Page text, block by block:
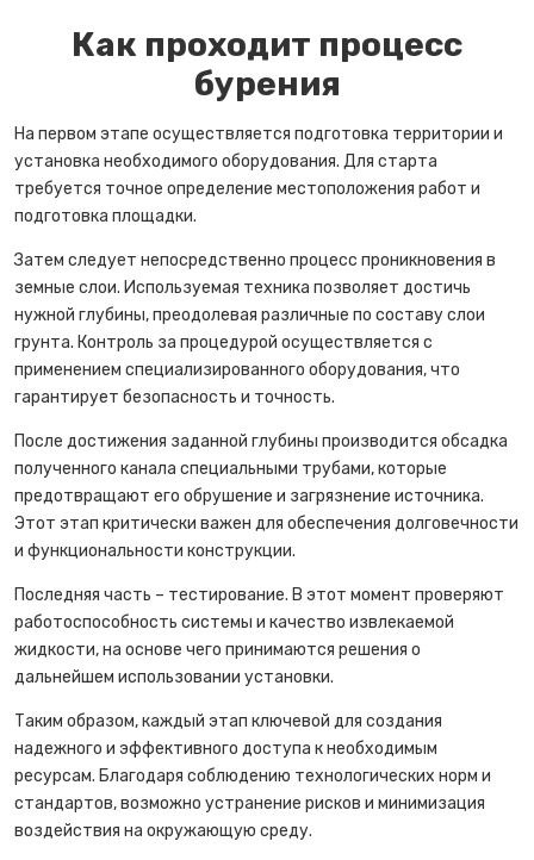
Как проходит процесс
бурения
На первом этапе осуществляется подготовка территории и
установка необходимого оборудования. Для старта
требуется точное определение местоположения работ и
подготовка площадки.
Затем следует непосредственно процесс проникновения в
земные слои. Используемая техника позволяет достичь
нужной глубины, преодолевая различные по составу слои
грунта. Контроль за процедурой осуществляется с
применением специализированного оборудования, что
гарантирует безопасность и точность.
После достижения заданной глубины производится обсадка
полученного канала специальными трубами, которые
предотвращают его обрушение и загрязнение источника.
Этот этап критически важен для обеспечения долговечности
и функциональности конструкции.
Последняя часть – тестирование. В этот момент проверяют
работоспособность системы и качество извлекаемой
жидкости, на основе чего принимаются решения о
дальнейшем использовании установки.
Таким образом, каждый этап ключевой для создания
надежного и эффективного доступа к необходимым
ресурсам. Благодаря соблюдению технологических норм и
стандартов, возможно устранение рисков и минимизация
воздействия на окружающую среду.